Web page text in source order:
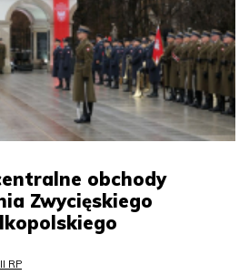
obchody
Zwycięskiego
RP